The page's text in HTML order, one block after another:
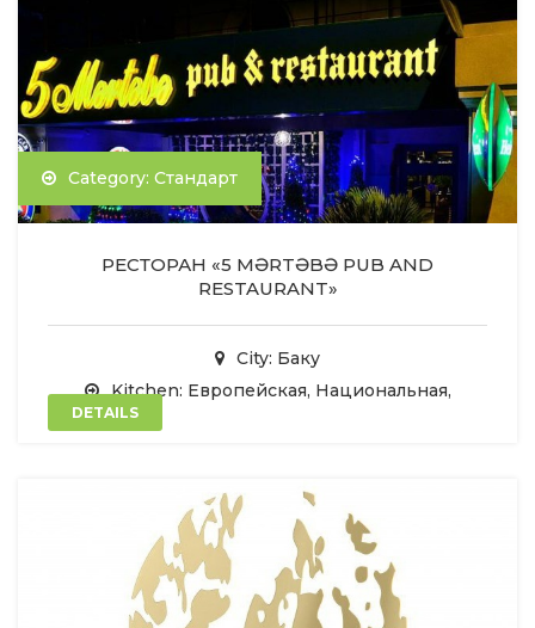
Category: Стандарт
РЕСТОРАН «5 MƏRTƏBƏ PUB AND
RESTAURANT»
City: Баку
Kitchen: Европейская, Национальная,
DETAILS